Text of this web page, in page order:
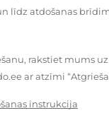
līdz atdošanas
rakstiet mums
ar atzīmi
instrukcija